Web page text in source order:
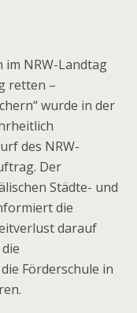
im NRW-Landtag
retten –
wurde in der
des NRW-
Der
Städte- und
die
darauf
Förderschule in